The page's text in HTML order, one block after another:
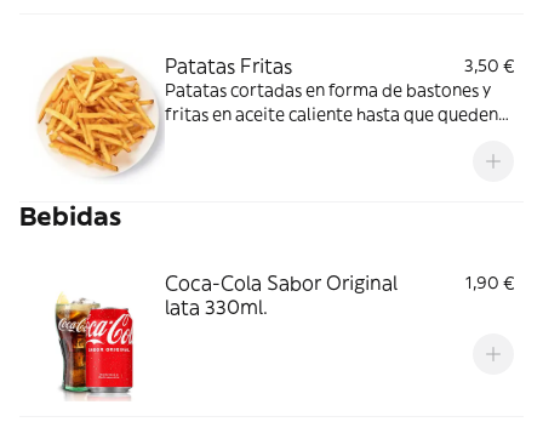
Patatas Fritas
3,50 €
Patatas cortadas en forma de bastones y
fritas en aceite caliente hasta que queden
Bebidas
Coca-Cola Sabor Original
lata 330ml.
1,90 €